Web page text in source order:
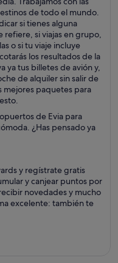
de todo el mundo.
si tienes alguna
refiere, si viajas en grupo,
o si tu viaje incluye
los resultados de la
ya tus billetes de avión y,
de alquiler sin salir de
mejores paquetes para
de Evia para
¿Has pensado ya
y regístrate gratis
y canjear puntos por
novedades y mucho
excelente: también te